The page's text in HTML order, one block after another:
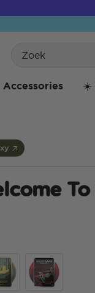
Accessories ☀️